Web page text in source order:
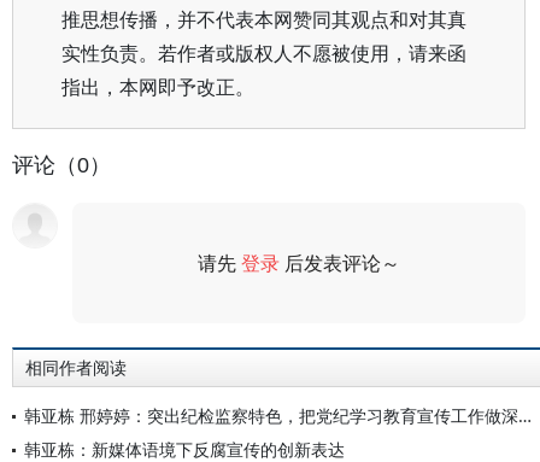
推思想传播，并不代表本网赞同其观点和对其真
实性负责。若作者或版权人不愿被使用，请来函
指出，本网即予改正。
评论（0）
请先登录 后发表评论～
相同作者阅读
韩亚栋 邢婷婷：突出纪检监察特色，把党纪学习教育宣传工作做深做实
韩亚栋：新媒体语境下反腐宣传的创新表达